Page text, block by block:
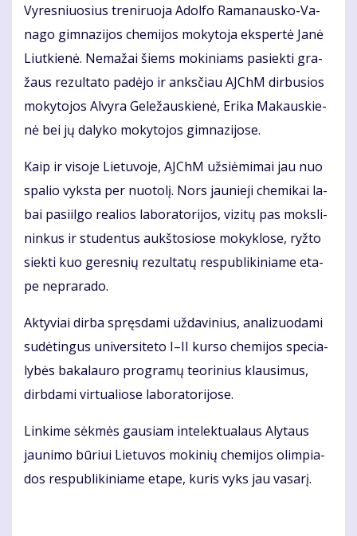
Vy­res­niuo­sius tre­ni­ruo­ja Adol­fo Ra­ma­naus­ko-Va­
na­go gim­na­zi­jos che­mi­jos mo­ky­to­ja eks­per­tė Ja­nė
Liut­kie­nė. Ne­ma­žai šiems mo­ki­niams pa­siek­ti gra­
žaus re­zul­ta­to pa­dė­jo ir anks­čiau AJChM dir­bu­sios
mo­ky­to­jos Al­vy­ra Ge­le­žaus­kie­nė, Eri­ka Ma­kaus­kie­
nė bei jų da­ly­ko mo­ky­to­jos gim­na­zi­jo­se.
Kaip ir vi­so­je Lie­tu­vo­je, AJChM už­si­ė­mi­mai jau nuo
spa­lio vyks­ta per nuo­to­lį. Nors jau­nie­ji che­mi­kai la­
bai pa­si­il­go re­a­lios la­bo­ra­to­ri­jos, vi­zi­tų pas moks­li­
nin­kus ir stu­den­tus aukš­to­sio­se mo­kyk­lo­se, ryž­to
siek­ti kuo ge­res­nių re­zul­ta­tų res­pub­li­ki­nia­me eta­
pe ne­pra­ra­do.
Ak­ty­viai dir­ba spręs­da­mi už­da­vi­nius, ana­li­zuo­da­mi
su­dė­tin­gus uni­ver­si­te­to I–II kur­so che­mi­jos spe­cia­
ly­bės ba­ka­lau­ro pro­gra­mų te­ori­nius klau­si­mus,
dirb­da­mi vir­tu­a­lio­se la­bo­ra­to­ri­jo­se.
Lin­ki­me sėk­mės gau­siam in­te­lek­tu­a­laus Aly­taus
jau­ni­mo bū­riui Lie­tu­vos mo­ki­nių che­mi­jos olim­pia­
dos res­pub­li­ki­nia­me eta­pe, ku­ris vyks jau va­sa­rį.